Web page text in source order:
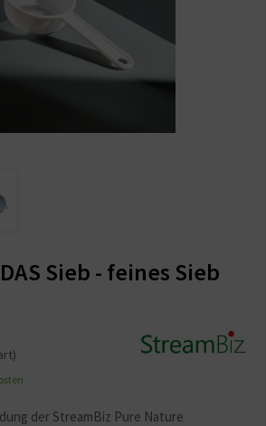
Sieb - feines Sieb
der StreamBiz Pure Nature